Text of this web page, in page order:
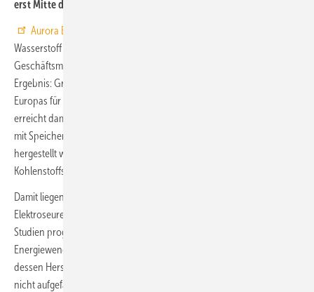
erst Mitte der 2030er-Jahre erwartet.
Aurora Energy Research
Wasserstoff aus Elektrolyseuren über vier verschiedene
Geschäftsmodelle für acht europäische Länder analysiert. Zentrales
Ergebnis: Grüner Wasserstoff kann im Jahr 2030 in einigen Ländern
Europas für rund 3 Euro/kg (9 Ct/kWh
erreicht damit Kostenparität mit blauem Wasserstoff, der aus Erdgas
mit Speicherung des dabei freigesetzten Kohlendioxids CO
hergestellt wird. (Anmerkung: eine 100%ige Abscheidung des
Kohlenstoffs gilt heute als wirtschaftlich unrealistisch.)
Damit liegen die Herstellungskosten von Wasserstoff-Energie auf
Elektroseure Basis noch deutlich über den 2 Euro, die viele frühere
Studien prognostizierten und die entscheidend sind in Bezug auf die
Energiewende und Konkurrenzfähigkeit mit grauem Wasserstoff, bei
dessen Herstellung aus fossilen Rohstoffen das Kohlendioxid CO
nicht aufgefangen wird. Derzeit wird global nahezu der gesamte